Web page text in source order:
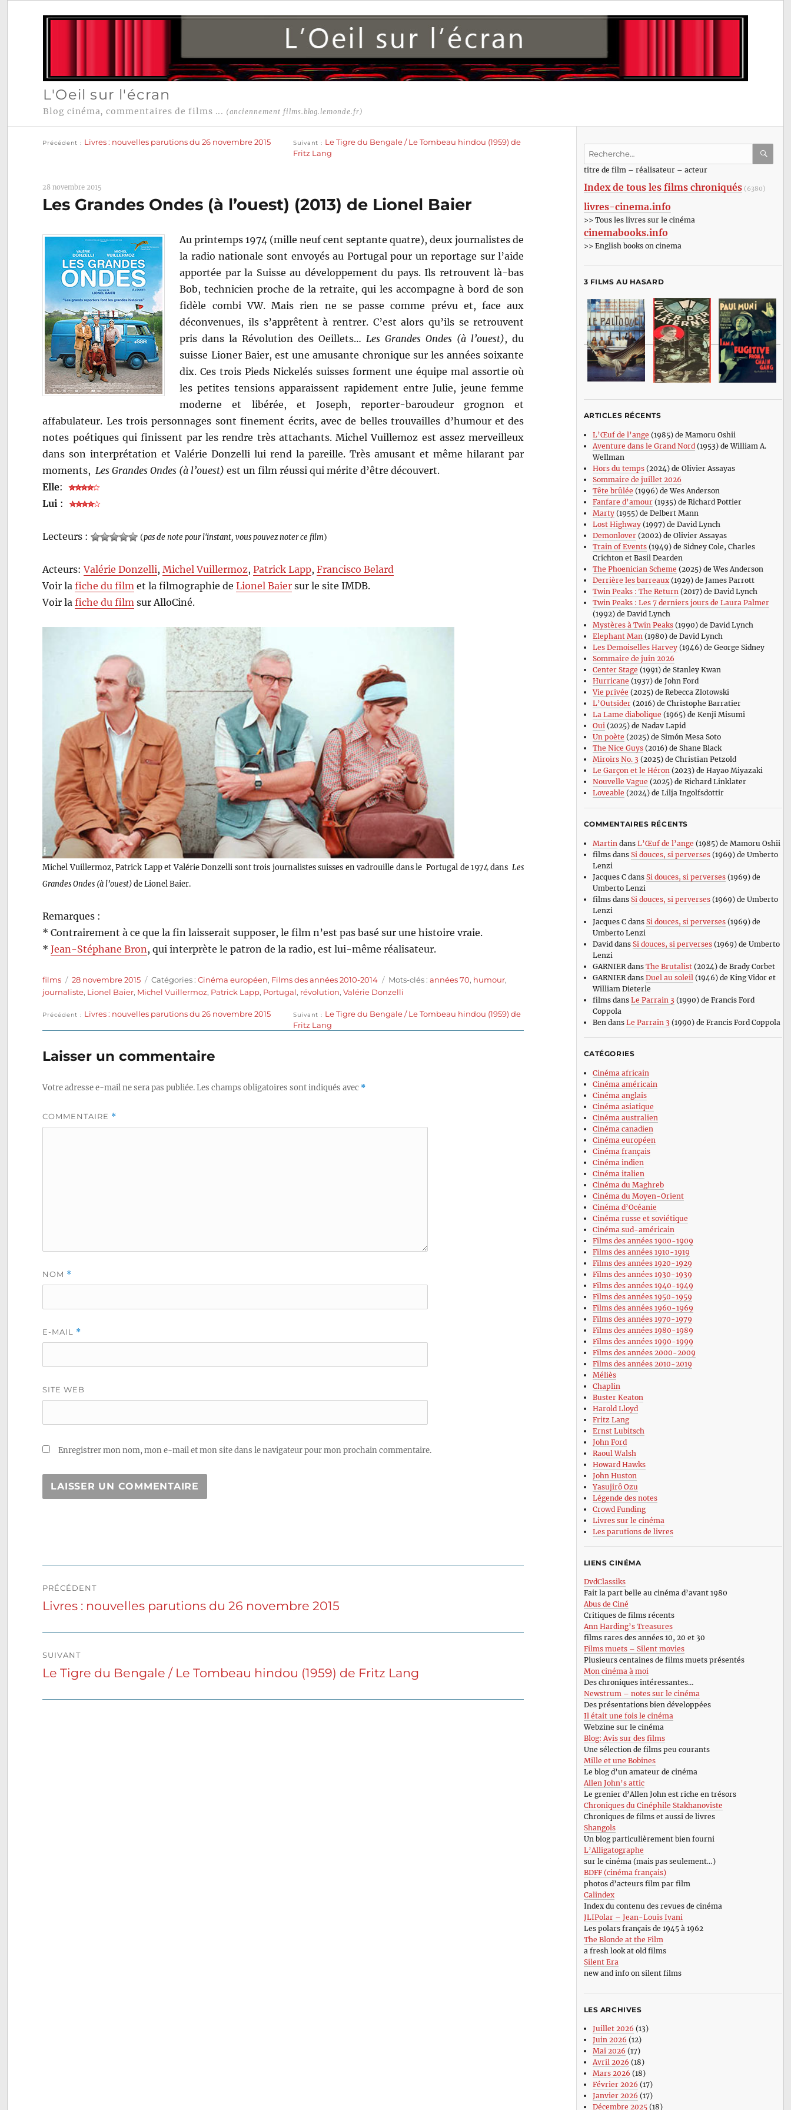
L'Oeil sur l'écran
Blog cinéma, commentaires de films ... (anciennement films.blog.lemonde.fr)
Navigation
Précédent Livres : nouvelles parutions du 26 novembre 2015 Suivant
Le Tigre du Bengale / Le Tombeau hindou (1959) de
Fritz Lang
28 novembre 2015
Les Grandes Ondes (à l’ouest) (2013) de Lionel Baier
Au printemps 1974 (mille neuf cent septante quatre), deux journalistes de
la radio nationale sont envoyés au Portugal pour un reportage sur l’aide
apportée par la Suisse au développement du pays. Ils retrouvent là-bas
Bob, technicien proche de la retraite, qui les accompagne à bord de son
fidèle combi VW. Mais rien ne se passe comme prévu et, face aux
déconvenues, ils s’apprêtent à rentrer. C’est alors qu’ils se retrouvent
pris dans la Révolution des Oeillets… Les Grandes Ondes (à l’ouest), du
suisse Lioner Baier, est une amusante chronique sur les années soixante
dix. Ces trois Pieds Nickelés suisses forment une équipe mal assortie où
les petites tensions apparaissent rapidement entre Julie, jeune femme
moderne et libérée, et Joseph, reporter-baroudeur grognon et
affabulateur. Les trois personnages sont finement écrits, avec de belles trouvailles d’humour et des
notes poétiques qui finissent par les rendre très attachants. Michel Vuillemoz est assez merveilleux
dans son interprétation et Valérie Donzelli lui rend la pareille. Très amusant et même hilarant par
moments, Les Grandes Ondes (à l’ouest) est un film réussi qui mérite d’être découvert.
Elle:
Lui :
Lecteurs : (pas de note pour l'instant, vous pouvez noter ce film)
Acteurs:Valérie Donzelli,Michel Vuillermoz,Patrick Lapp,Francisco Belard
Voir lafiche du film et la filmographie deLionel Baier sur le site IMDB.
Voir lafiche du film sur AlloCiné.
Michel Vuillermoz, Patrick Lapp et Valérie Donzelli sont trois journalistes suisses en vadrouille dans le Portugal de 1974 dansLes
Grandes Ondes (à l’ouest)de Lionel Baier.
Remarques :
* Contrairement à ce que la fin laisserait supposer, le film n’est pas basé sur une histoire vraie.
*Jean-Stéphane Bron, qui interprète le patron de la radio, est lui-même réalisateur.
Auteur
films
Publié
le
28 novembre 2015 Catégories
Catégories :Cinéma européen, Films des années 2010-2014 Étiquettes
Mots-clés :années 70, humour,
journaliste, Lionel Baier, Michel Vuillermoz, Patrick Lapp, Portugal, révolution,Valérie Donzelli
Navigation
Précédent
Publication
Livres : nouvelles parutions du 26 novembre 2015 Suivant
Publication
suivante :
Le Tigre du Bengale / Le Tombeau hindou (1959) de
Fritz Lang
Laisser un commentaire
Votre adresse e-mail ne sera pas publiée.Les champs obligatoires sont indiqués avec *
COMMENTAIRE *
NOM *
E-MAIL *
SITE WEB
Enregistrer mon nom, mon e-mail et mon site dans le navigateur pour mon prochain commentaire.
de
PRÉCÉDENT
Publication
Livres : nouvelles parutions du 26 novembre 2015
SUIVANT
Publication
Le Tigre du Bengale / Le Tombeau hindou (1959) de Fritz Lang
Recherche
:titre de film – réalisateur – acteur
Index de tous les films chroniqués (6380)
livres-cinema.info
>> Tous les livres sur le cinéma
cinemabooks.info
>> English books on cinema
3 FILMS AU HASARD
ARTICLES RÉCENTS
L’Œuf de l’ange (1985) de Mamoru Oshii
Aventure dans le Grand Nord(1953) de William A.
Wellman
Hors du temps(2024) de Olivier Assayas
Sommaire de juillet 2026
Tête brûlée (1996) de Wes Anderson
Fanfare d’amour(1935) de Richard Pottier
Marty(1955) de Delbert Mann
Lost Highway(1997) de David Lynch
Demonlover(2002) de Olivier Assayas
Train of Events(1949) de Sidney Cole, Charles
Crichton et Basil Dearden
The Phoenician Scheme (2025) de Wes Anderson
Derrière les barreaux(1929) de James Parrott
Twin Peaks : The Return(2017) de David Lynch
Twin Peaks : Les 7 derniers jours de Laura Palmer
(1992) de David Lynch
Mystères à Twin Peaks(1990) de David Lynch
Elephant Man(1980) de David Lynch
Les Demoiselles Harvey(1946) de George Sidney
Sommaire de juin 2026
Center Stage (1991) de Stanley Kwan
Hurricane (1937) de John Ford
Vie privée (2025) de Rebecca Zlotowski
L’Outsider(2016) de Christophe Barratier
La Lame diabolique (1965) de Kenji Misumi
Oui(2025) de Nadav Lapid
Un poète (2025) de Simón Mesa Soto
The Nice Guys(2016) de Shane Black
Miroirs No. 3 (2025) de Christian Petzold
Le Garçon et le Héron(2023) de Hayao Miyazaki
Nouvelle Vague (2025) de Richard Linklater
Loveable (2024) de Lilja Ingolfsdottir
COMMENTAIRES RÉCENTS
Martin dans L’Œuf de l’ange (1985) de Mamoru Oshii
filmsdans Si douces, si perverses(1969) de Umberto
Lenzi
Jacques Cdans Si douces, si perverses(1969) de
Umberto Lenzi
filmsdans Si douces, si perverses(1969) de Umberto
Lenzi
Jacques Cdans Si douces, si perverses(1969) de
Umberto Lenzi
David dans Si douces, si perverses(1969) de Umberto
Lenzi
GARNIERdans The Brutalist(2024) de Brady Corbet
GARNIERdans Duel au soleil (1946) de King Vidor et
William Dieterle
filmsdans Le Parrain 3 (1990) de Francis Ford
Coppola
Ben dans Le Parrain 3 (1990) de Francis Ford Coppola
CATÉGORIES
Cinéma africain
Cinéma américain
Cinéma anglais
Cinéma asiatique
Cinéma australien
Cinéma canadien
Cinéma européen
Cinéma français
Cinéma indien
Cinéma italien
Cinéma du Maghreb
Cinéma du Moyen-Orient
Cinéma d’Océanie
Cinéma russe et soviétique
Cinéma sud-américain
Films des années 1900-1909
Films des années 1910-1919
Films des années 1920-1929
Films des années 1930-1939
Films des années 1940-1949
Films des années 1950-1959
Films des années 1960-1969
Films des années 1970-1979
Films des années 1980-1989
Films des années 1990-1999
Films des années 2000-2009
Films des années 2010-2019
Méliès
Chaplin
Buster Keaton
Harold Lloyd
Fritz Lang
Ernst Lubitsch
John Ford
Raoul Walsh
Howard Hawks
John Huston
Yasujirô Ozu
Légende des notes
Crowd Funding
Livres sur le cinéma
Les parutions de livres
LIENS CINÉMA
DvdClassiks
Fait la part belle au cinéma d’avant 1980
Abus de Ciné
Critiques de films récents
Ann Harding’s Treasures
films rares des années 10, 20 et 30
Films muets – Silent movies
Plusieurs centaines de films muets présentés
Mon cinéma à moi
Des chroniques intéressantes…
Newstrum – notes sur le cinéma
Des présentations bien développées
Il était une fois le cinéma
Webzine sur le cinéma
Blog: Avis sur des films
Une sélection de films peu courants
Mille et une Bobines
Le blog d’un amateur de cinéma
Allen John’s attic
Le grenier d’Allen John est riche en trésors
Chroniques du Cinéphile Stakhanoviste
Chroniques de films et aussi de livres
Shangols
Un blog particulièrement bien fourni
L’Alligatographe
sur le cinéma (mais pas seulement…)
BDFF (cinéma français)
photos d’acteurs film par film
Calindex
Index du contenu des revues de cinéma
JLIPolar – Jean-Louis Ivani
Les polars français de 1945 à 1962
The Blonde at the Film
a fresh look at old films
Silent Era
new and info on silent films
LES ARCHIVES
Juillet 2026 (13)
Juin 2026 (12)
Mai 2026 (17)
Avril 2026 (18)
Mars 2026 (18)
Février 2026 (17)
Janvier 2026 (17)
Décembre 2025(18)